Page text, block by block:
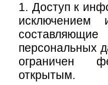
1. Доступ к
исключением
персональных
ограничен
открытым.